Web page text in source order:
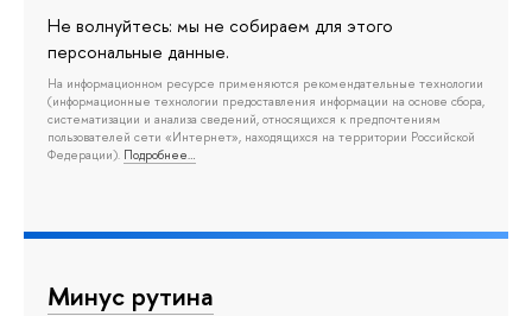
Не волнуйтесь: мы не собираем для этого
персональные данные.
На информационном ресурсе применяются рекомендательные технологии
(информационные технологии предоставления информации на основе сбора,
систематизации и анализа сведений, относящихся к предпочтениям
пользователей сети «Интернет», находящихся на территории Российской
Федерации). Подробнее…
Минус рутина